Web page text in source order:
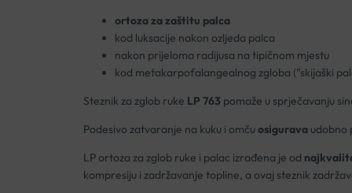
ortoza za zaštitu palca
kod luksacije nakon ozljeda palca
nakon prijeloma radijusa na tipičnom mjestu
kod metakarpofalangealnog zgloba (”skijaški
Steznik za zglob ruke LP 763 pomaže u sprječavanju
Podesivo zatvaranje na kuku i omču osigurava udobno
LP ortoza za zglob ruke i palac izrađena je od
kompresiju i zadržavanje topline, a ovaj steznik